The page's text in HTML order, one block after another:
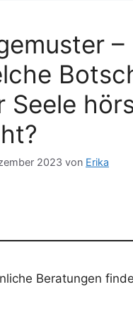
–
Seele
2023 von Erika
Beratungen